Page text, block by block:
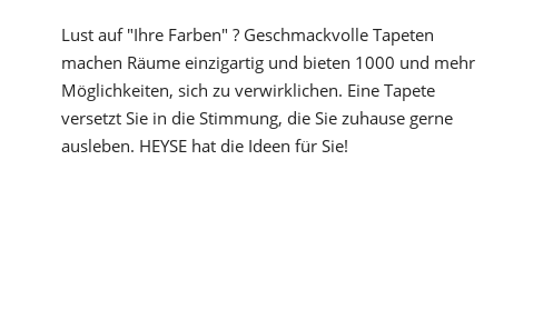
Lust auf "Ihre Farben" ? Geschmackvolle Tapeten
machen Räume einzigartig und bieten 1000 und mehr
Möglichkeiten, sich zu verwirklichen. Eine Tapete
versetzt Sie in die Stimmung, die Sie zuhause gerne
ausleben. HEYSE hat die Ideen für Sie!